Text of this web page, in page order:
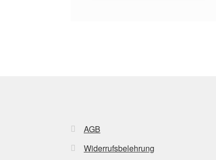
AGB
Widerrufsbelehrung